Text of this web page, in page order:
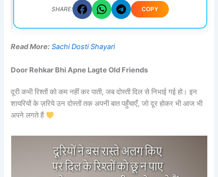
SHARE: COPY
Read More: Sachi Dosti Shayari
Door Rehkar Bhi Apne Lagte Old Friends
दूरी कभी रिश्तों को कम नहीं कर पाती, जब दोस्ती दिल से निभाई गई हो। इन
शायरियों के ज़रिये उन दोस्तों तक अपनी बात पहुँचाएँ, जो दूर होकर भी आज भी
अपने लगते हैं